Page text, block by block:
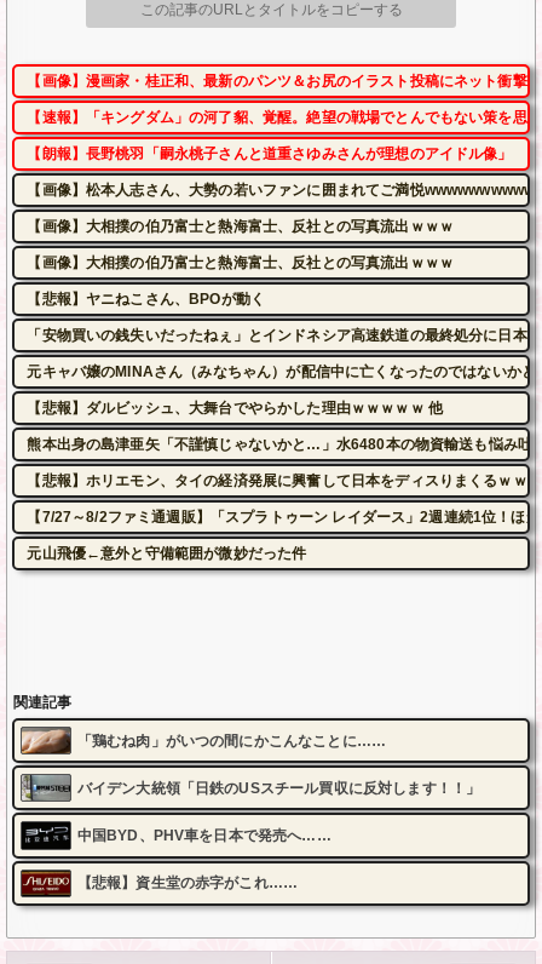
この記事のURLとタイトルをコピーする
【画像】漫画家・桂正和、最新のパンツ＆お尻のイラスト投稿にネット衝撃
【速報】「キングダム」の河了貂、覚醒。絶望の戦場でとんでもない策を思
【朗報】長野桃羽「嗣永桃子さんと道重さゆみさんが理想のアイドル像」
【画像】松本人志さん、大勢の若いファンに囲まれてご満悦
【画像】大相撲の伯乃富士と熱海富士、反社との写真流出ｗｗｗ
【画像】大相撲の伯乃富士と熱海富士、反社との写真流出ｗｗｗ
【悲報】ヤニねこさん、BPOが動く
「安物買いの銭失いだったねぇ」とインドネシア高速鉄道の最終処分に日本
元キャバ嬢のMINAさん（みなちゃん）が配信中に亡くなったのではないか
【悲報】ダルビッシュ、大舞台でやらかした理由ｗｗｗｗｗ 他
熊本出身の島津亜矢「不謹慎じゃないかと…」水6480本の物資輸送も悩み
【悲報】ホリエモン、タイの経済発展に興奮して日本をディスりまくるｗｗ
【7/27～8/2ファミ通週販】「スプラトゥーン レイダース」2週連続1位！
元山飛優←意外と守備範囲が微妙だった件
関連記事
「鶏むね肉」がいつの間にかこんなことに……
バイデン大統領「日鉄のUSスチール買収に反対します！！」
中国BYD、PHV車を日本で発売へ……
【悲報】資生堂の赤字がこれ……